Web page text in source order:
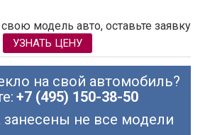
модель авто, оставьте заявку
УЗНАТЬ ЦЕНУ
на свой автомобиль?
+7 (495) 150-38-50
занесены не все модели